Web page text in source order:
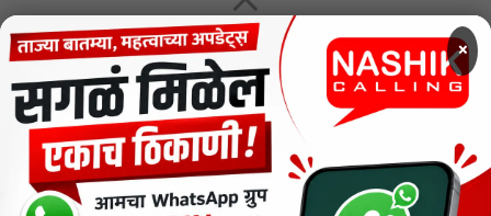
MENU
CODE OF ETHICS FOR DIGITAL NEWS WEBSITES
Contact Us
Privacy Policy
×